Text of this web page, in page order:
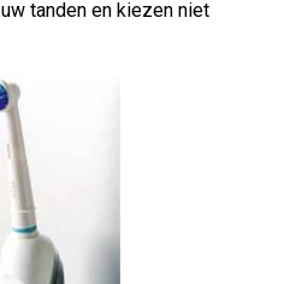
uw tanden en kiezen niet